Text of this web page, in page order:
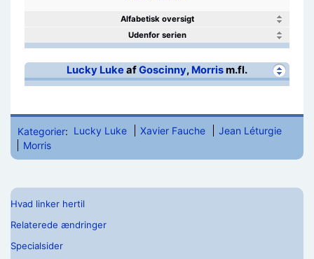
Alfabetisk oversigt
Udenfor serien
Lucky Luke afGoscinny, Morrism.fl.
Kategorier: Lucky Luke Xavier Fauche
Jean Léturgie
Morris
Hvad linker hertil
Relaterede ændringer
Specialsider